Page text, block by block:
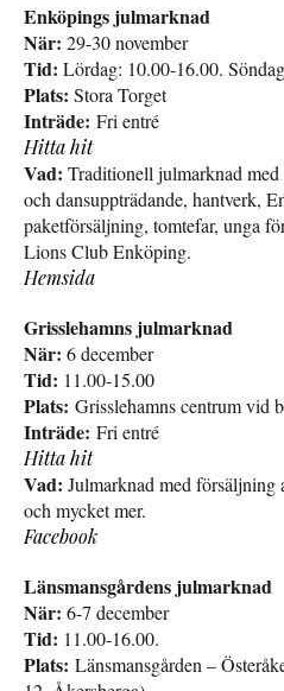
Enköpings julmarknad
När: 29-30 november
Tid: Lördag: 10.00-16.00.
Plats: Stora Torget
Inträde: Fri entré
Hitta hit
Vad: Traditionell julmarknad
och dansuppträdande, hantverk,
paketförsäljning, tomtefar, unga
Lions Club Enköping.
Hemsida
Grisslehamns julmarknad
När: 6 december
Tid: 11.00-15.00
Plats: Grisslehamns centrum vid
Inträde: Fri entré
Hitta hit
Vad: Julmarknad med
och mycket mer.
Facebook
Länsmansgårdens julmarknad
När: 6-7 december
Tid: 11.00-16.00.
Plats: Länsmansgården –